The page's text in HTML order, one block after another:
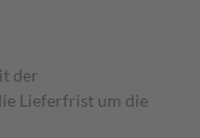
der
Lieferfrist um die